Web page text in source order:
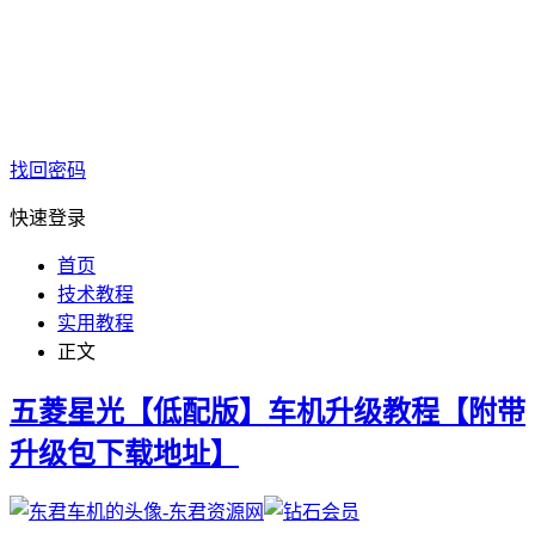
找回密码
快速登录
首页
技术教程
实用教程
正文
五菱星光【低配版】车机升级教程【附带
升级包下载地址】